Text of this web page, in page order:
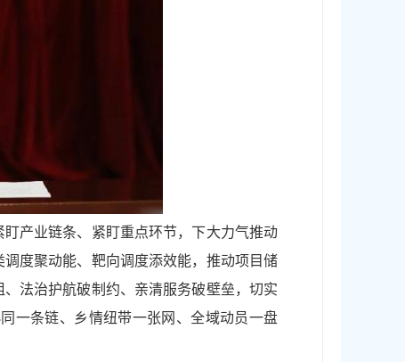
产业链条、紧盯重点环节，下大力气推动
度聚动能、靶向调度添效能，推动项目储
法治护航破制约、亲清服务破壁垒，切实
一条链、乡情纽带一张网、全域动员一盘